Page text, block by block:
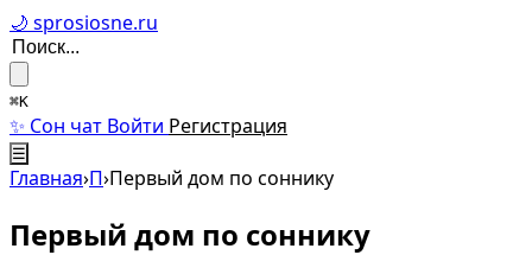
🌙 sprosiosne.ru
⌘K
✨ Сон чат Войти Регистрация
☰
Главная›П›Первый дом по соннику
Первый дом по соннику